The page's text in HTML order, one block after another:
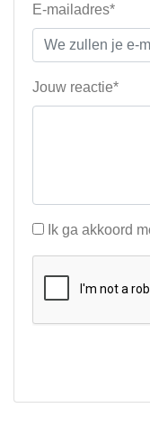
E-mailadres*
Jouw reactie*
Ik ga akkoord